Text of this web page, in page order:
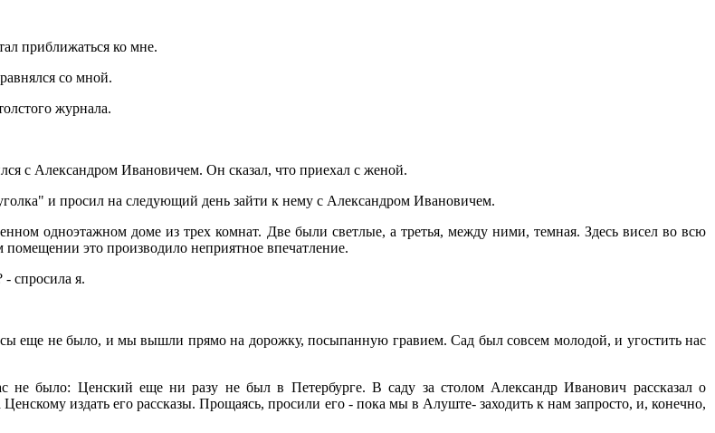
приближаться ко мне.
со мной.
журнала.
с Александром Ивановичем. Он сказал, что приехал с женой.
и просил на следующий день зайти к нему с Александром Ивановичем.
одноэтажном доме из трех комнат. Две были светлые, а третья, между ними, темная. Здесь висел во всю
это производило неприятное впечатление.
спросила я.
еще не было, и мы вышли прямо на дорожку, посыпанную гравием. Сад был совсем молодой, и угостить нас
было: Ценский еще ни разу не был в Петербурге. В саду за столом Александр Иванович рассказал о
издать его рассказы. Прощаясь, просили его - пока мы в Алуште- заходить к нам запросто, и, конечно,